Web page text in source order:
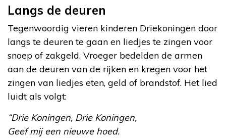
Langs de deuren
Tegenwoordig vieren kinderen Driekoningen door
langs te deuren te gaan en liedjes te zingen voor
snoep of zakgeld. Vroeger bedelden de armen
aan de deuren van de rijken en kregen voor het
zingen van liedjes eten, geld of brandstof. Het lied
luidt als volgt:
“Drie Koningen, Drie Koningen,
Geef mij een nieuwe hoed.